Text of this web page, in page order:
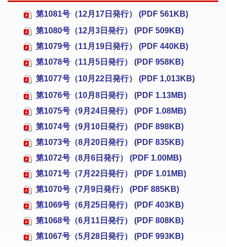
第1081号（12月17日発行） (PDF 561KB)
第1080号（12月3日発行） (PDF 509KB)
第1079号（11月19日発行） (PDF 440KB)
第1078号（11月5日発行） (PDF 958KB)
第1077号（10月22日発行） (PDF 1,013KB)
第1076号（10月8日発行） (PDF 1.13MB)
第1075号（9月24日発行） (PDF 1.08MB)
第1074号（9月10日発行） (PDF 898KB)
第1073号（8月20日発行） (PDF 835KB)
第1072号（8月6日発行） (PDF 1.00MB)
第1071号（7月22日発行） (PDF 1.01MB)
第1070号（7月9日発行） (PDF 885KB)
第1069号（6月25日発行） (PDF 403KB)
第1068号（6月11日発行） (PDF 808KB)
第1067号（5月28日発行） (PDF 993KB)